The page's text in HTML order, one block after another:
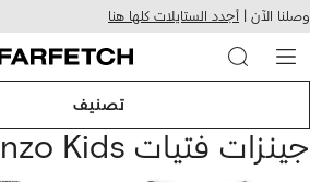
التخطي
للمحتوى
الرئيسي
وصلنا الآن | أجدد الستايلات كلها هنا
تصنيف
جينزات فتيات Kenzo Kids